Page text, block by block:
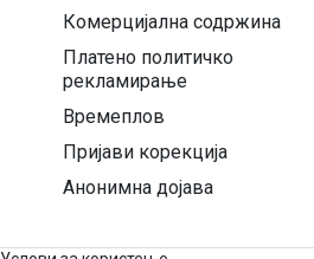
Комерцијална содржина
Платено политичко
рекламирање
Времеплов
Пријави корекција
Анонимна дојава